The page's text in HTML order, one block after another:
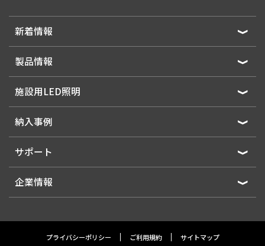
新着情報
製品情報
施設用LED照明
納入事例
サポート
企業情報
プライバシーポリシー ご利用規約 サイトマップ